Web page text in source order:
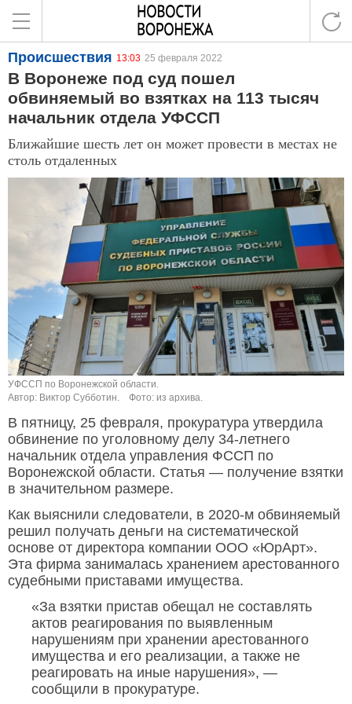
Происшествия 13:03 25 февраля 2022
В Воронеже под суд пошел
обвиняемый во взятках на 113 тысяч
начальник отдела УФССП
Ближайшие шесть лет он может провести в местах не
столь отдаленных
УФССП по Воронежской области.
Автор: Виктор Субботин.
Фото: из архива.
В пятницу, 25 февраля, прокуратура утвердила
обвинение по уголовному делу 34-летнего
начальник отдела управления ФССП по
Воронежской области. Статья — получение взятки
в значительном размере.
Как выяснили следователи, в 2020-м обвиняемый
решил получать деньги на систематической
основе от директора компании ООО «ЮрАрт».
Эта фирма занималась хранением арестованного
судебными приставами имущества.
«За взятки пристав обещал не составлять
актов реагирования по выявленным
нарушениям при хранении арестованного
имущества и его реализации, а также не
реагировать на иные нарушения», —
сообщили в прокуратуре.